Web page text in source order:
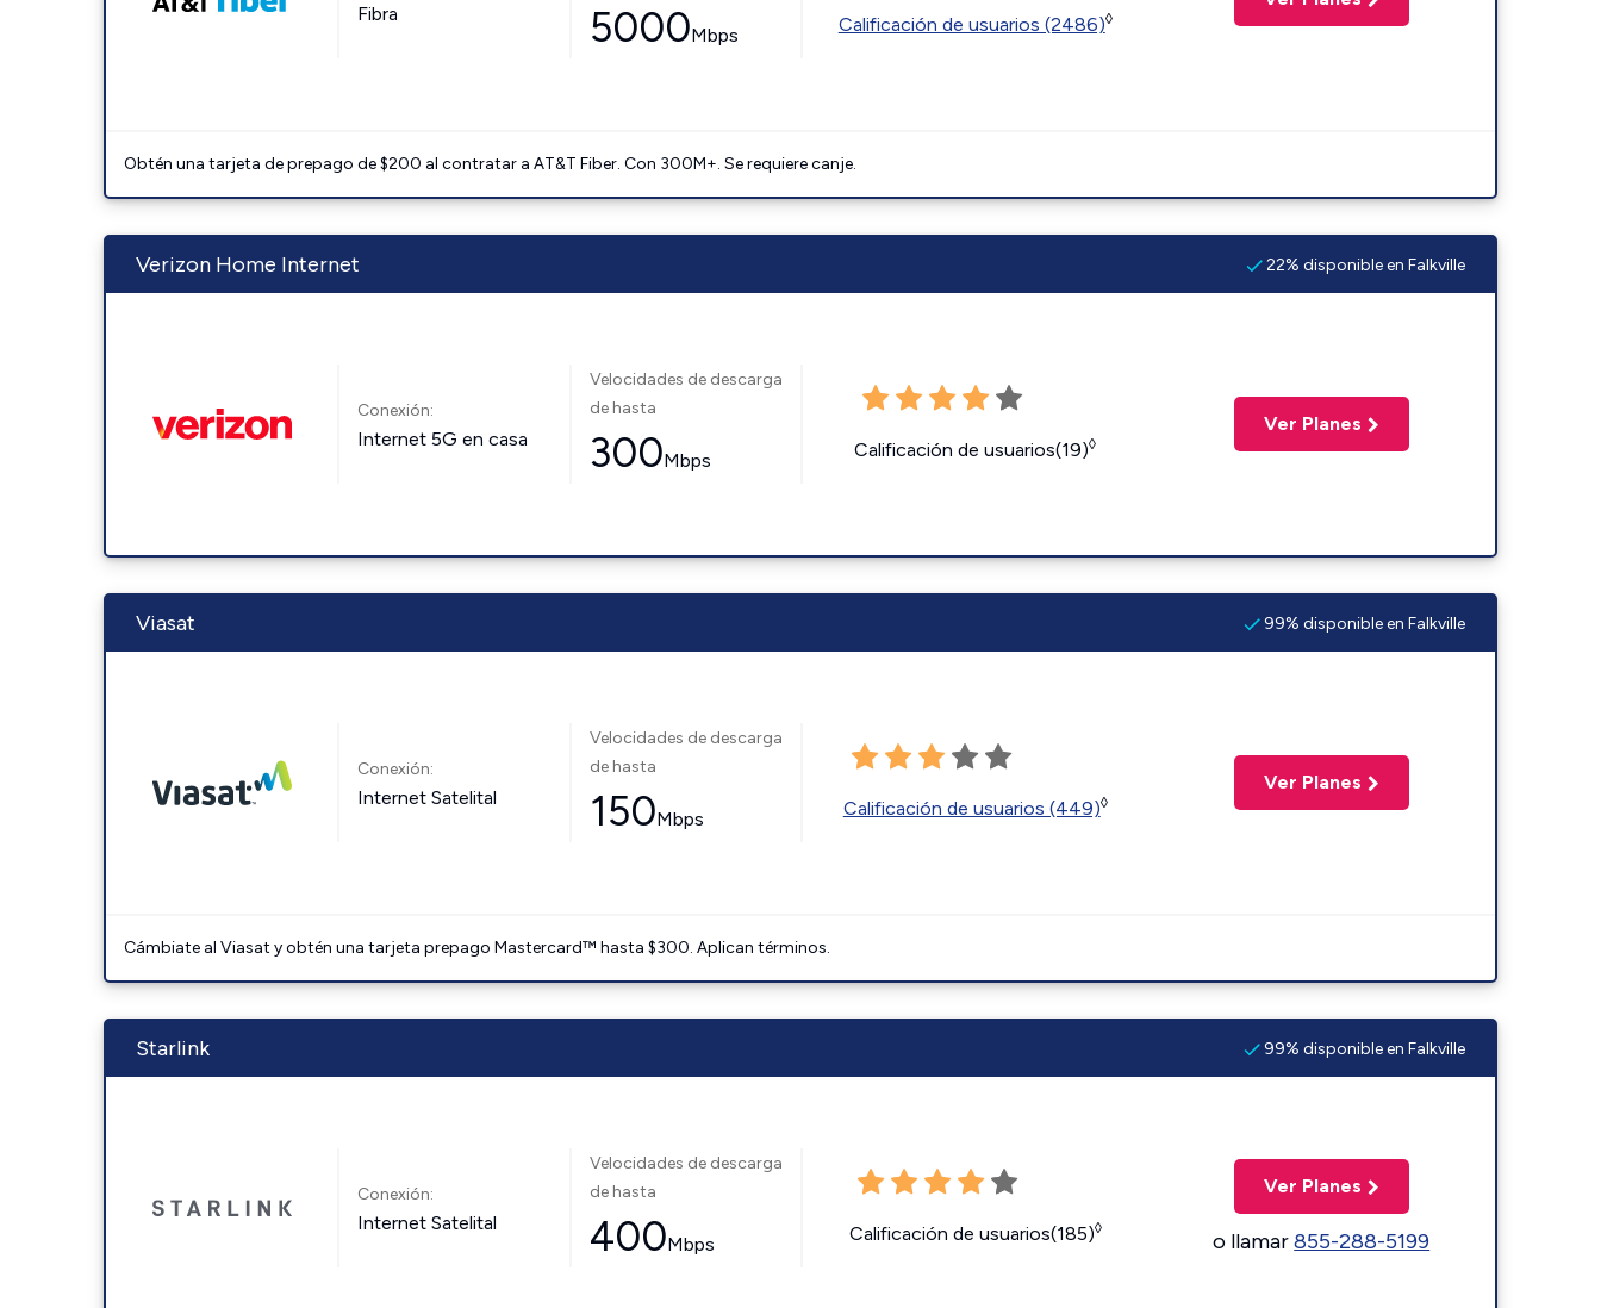
Fibra 5000Mbps Calificación de usuarios (2486)◊
Obtén una tarjeta de prepago de $200 al contratar a AT&T Fiber. Con 300M+. Se requiere canje.
Verizon Home Internet 22% disponible en Falkville
Conexión:
Internet 5G en casa
Velocidades de descarga
de hasta
300Mbps Calificación de usuarios(19)◊
Ver Planes
Viasat 99% disponible en Falkville
Conexión:
Internet Satelital
Velocidades de descarga
de hasta
150Mbps Calificación de usuarios (449)◊
Ver Planes
Cámbiate al Viasat y obtén una tarjeta prepago Mastercard™ hasta $300. Aplican términos.
Starlink 99% disponible en Falkville
Conexión:
Internet Satelital
Velocidades de descarga
de hasta
400Mbps Calificación de usuarios(185)◊
Ver Planes
o llamar855-288-5199